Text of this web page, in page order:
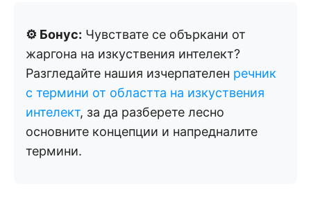
⚙️ Бонус: Чувствате се объркани от
жаргона на изкуствения интелект?
Разгледайте нашия изчерпателен речник
с термини от областта на изкуствения
интелект, за да разберете лесно
основните концепции и напредналите
термини.